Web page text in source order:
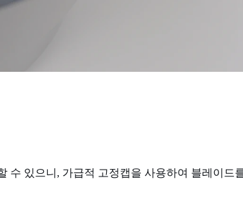
수 있으니, 가급적 고정캡을 사용하여 블레이드